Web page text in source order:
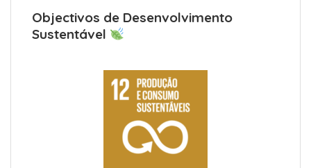
Objectivos de Desenvolvimento
Sustentável